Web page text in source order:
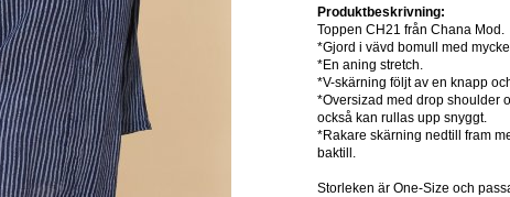
Produktbeskrivning:
Toppen CH21 från Chana Mod.
*Gjord i vävd bomull med
*En aning stretch.
*V-skärning följt av en knapp
*Oversizad med drop shoulder
också kan rullas upp snyggt.
*Rakare skärning nedtill fram
baktill.
Storleken är One-Size och